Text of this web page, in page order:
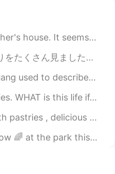
いて、ゲームをし
佐藤사도なるほど！🤔
いつも楽しいって、本
youngest brother had his military training ove...
に日本にいるので、楽しみです！😌 Today I saw a lot of Christmas decorati...
attractive person but also can be used to ...
care, We have no time to stand and stare?—...
and sweet mixed berries !! Food tastes bet...
Happy Saturday my friends! #Hawaii #Rain...